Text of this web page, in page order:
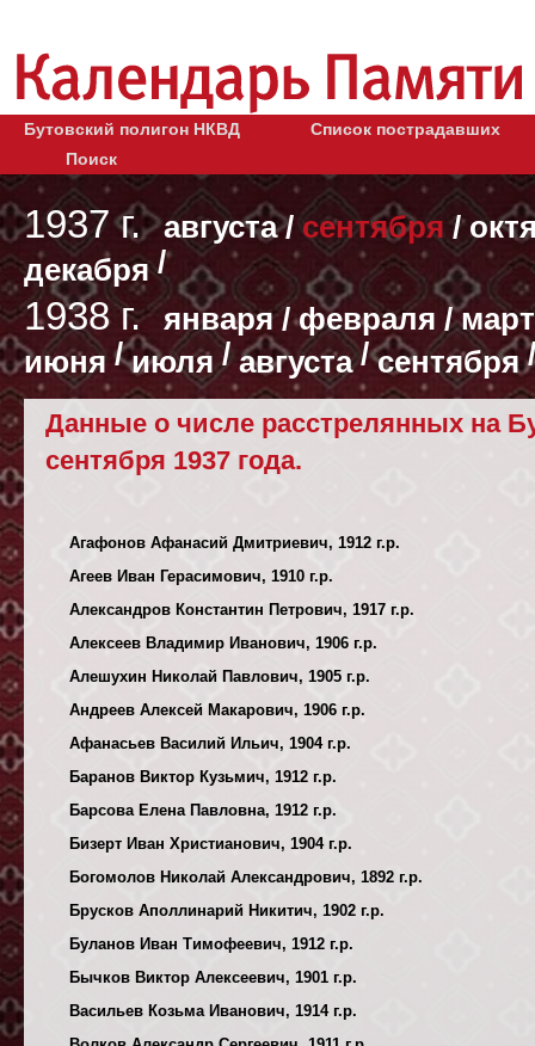
Бутовский полигон НКВД
Список пострадавших
Поиск
1937 г. августа/ сентября/
декабря/
1938 г. января/февраля /
июня /июля/августа/сентября
Данные о числе расстрелянных на
сентября 1937 года.
Агафонов Афанасий Дмитриевич, 1912 г.р.
Агеев Иван Герасимович, 1910 г.р.
Александров Константин Петрович, 1917 г.р.
Алексеев Владимир Иванович, 1906 г.р.
Алешухин Николай Павлович, 1905 г.р.
Андреев Алексей Макарович, 1906 г.р.
Афанасьев Василий Ильич, 1904 г.р.
Баранов Виктор Кузьмич, 1912 г.р.
Барсова Елена Павловна, 1912 г.р.
Бизерт Иван Христианович, 1904 г.р.
Богомолов Николай Александрович, 1892 г.р.
Брусков Аполлинарий Никитич, 1902 г.р.
Буланов Иван Тимофеевич, 1912 г.р.
Бычков Виктор Алексеевич, 1901 г.р.
Васильев Козьма Иванович, 1914 г.р.